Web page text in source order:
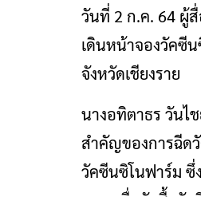
วันที่ 2 ก.ค. 64 ผู้สื่
เดินหน้าจองวัคซี
จังหวัดเชียงราย
นางอทิตาธร วันไ
สำคัญของการฉีด
วัคซีนซิโนฟาร์ม ซึ่